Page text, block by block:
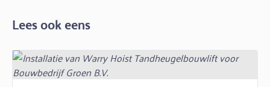
Lees ook eens